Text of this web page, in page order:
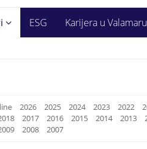
ESG Karijera u Valamaru
2026 2025 2024 2023 2022
2017 2016 2015 2014 2013
2008 2007